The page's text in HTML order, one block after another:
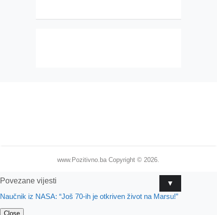
www.Pozitivno.ba Copyright © 2026.
▼
Povezane vijesti
Naučnik iz NASA: “Još 70-ih je otkriven život na Marsu!”
Close